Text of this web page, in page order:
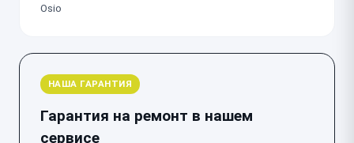
Osio
НАША ГАРАНТИЯ
Гарантия на ремонт в нашем
сервисе